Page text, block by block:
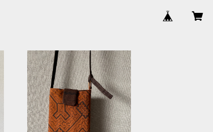
泥染め携帯用ポシェット シピボ族の
泥染め シンプルで軽い
¥6,500